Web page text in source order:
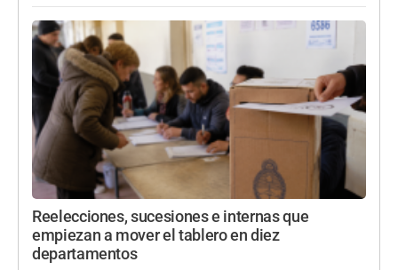
Reelecciones, sucesiones e internas que
empiezan a mover el tablero en diez
departamentos